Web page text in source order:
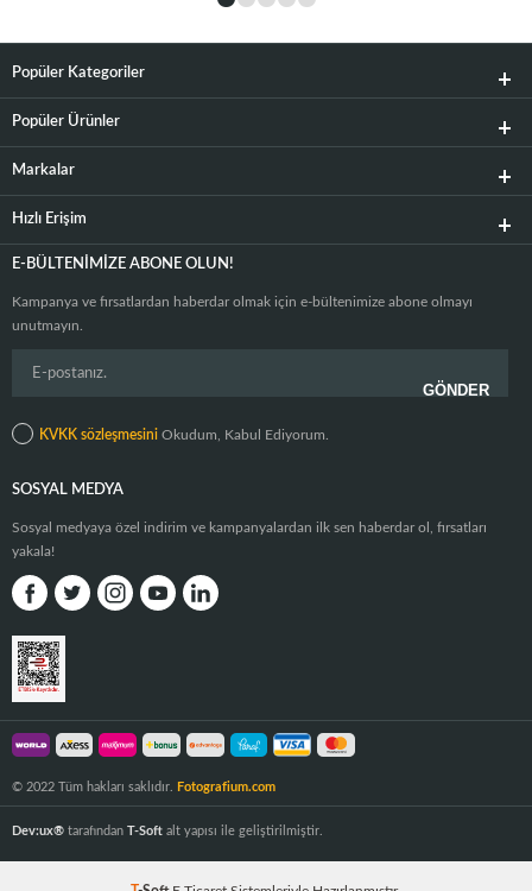
Popüler Kategoriler
Popüler Ürünler
Markalar
Hızlı Erişim
E-BÜLTENIMIZE ABONE OLUN!
Kampanya ve fırsatlardan haberdar olmak için e-bültenimize abone olmayı
unutmayın.
KVKK sözleşmesini Okudum, Kabul Ediyorum.
SOSYAL MEDYA
Sosyal medyaya özel indirim ve kampanyalardan ilk sen haberdar ol, fırsatları
yakala!
© 2022 Tüm hakları saklıdır. Fotografium.com
Dev:ux® tarafından T-Soft alt yapısı ile geliştirilmiştir.